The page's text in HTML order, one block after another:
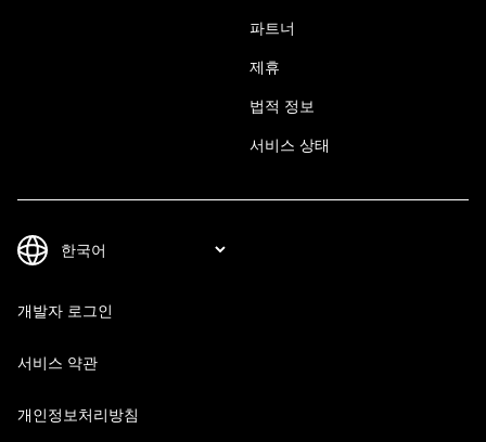
파트너
제휴
법적 정보
서비스 상태
개발자 로그인
서비스 약관
개인정보처리방침